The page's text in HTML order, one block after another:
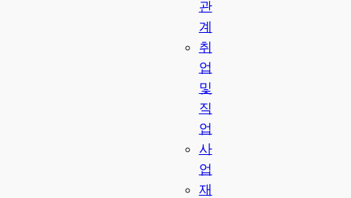
관
계
취
업
및
직
업
사
업
재